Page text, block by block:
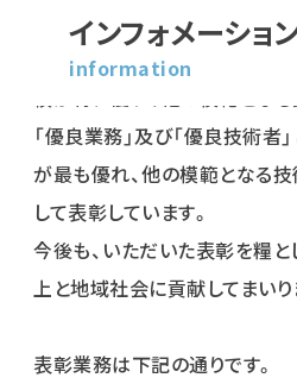
インフォメーショ
information
宮城県土木部が発注した建設
績が特に優れ、他の模範とな
「優良業務」及び「優良技術者
が最も優れ、他の模範となる技
して表彰しています。
今後も、いただいた表彰を糧
上と地域社会に貢献してまいり
表彰業務は下記の通りです。